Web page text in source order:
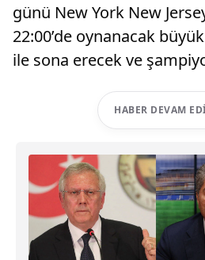
günü New York New
22:00’de oynanacak
ile sona erecek ve
HABER DEVAM